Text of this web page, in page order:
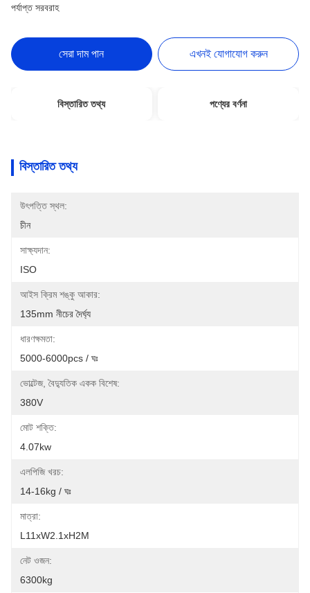
পর্যাপ্ত সরবরাহ
সেরা দাম পান এখনই যোগাযোগ করুন
বিস্তারিত তথ্য পণ্যের বর্ণনা
বিস্তারিত তথ্য
উৎপত্তি স্থল:
চীন
সাক্ষ্যদান:
ISO
আইস ক্রিম শঙ্কু আকার:
135mm নীচের দৈর্ঘ্য
ধারণক্ষমতা:
5000-6000pcs / ঘঃ
ভোল্টেজ, বৈদ্যুতিক একক বিশেষ:
380V
মোট শক্তি:
4.07kw
এলপিজি খরচ:
14-16kg / ঘঃ
মাত্রা:
L11xW2.1xH2M
নেট ওজন:
6300kg